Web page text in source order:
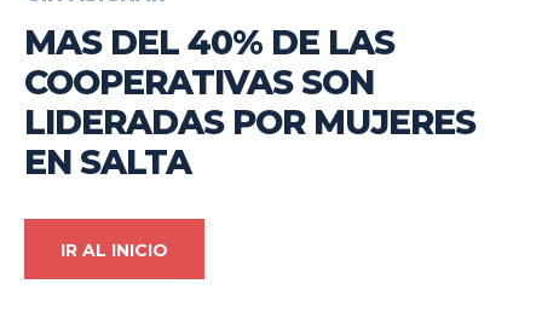
MAS DEL 40% DE LAS
COOPERATIVAS SON
LIDERADAS POR MUJERES
EN SALTA
IR AL INICIO